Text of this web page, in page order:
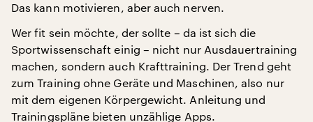
Das kann motivieren, aber auch nerven.
Wer fit sein möchte, der sollte – da ist sich die
Sportwissenschaft einig – nicht nur Ausdauertraining
machen, sondern auch Krafttraining. Der Trend geht
zum Training ohne Geräte und Maschinen, also nur
mit dem eigenen Körpergewicht. Anleitung und
Trainingspläne bieten unzählige Apps.